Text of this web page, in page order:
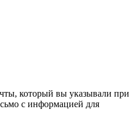
который вы указывали при
с информацией для